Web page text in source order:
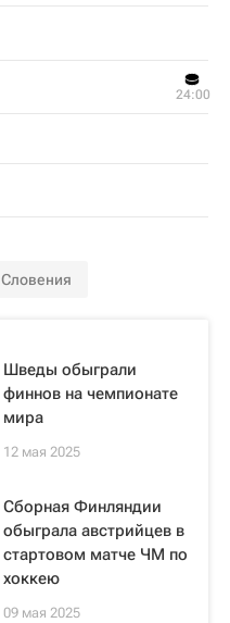
24:00
Словения
Шведы обыграли
финнов на чемпионате
мира
12 мая 2025
Сборная Финляндии
обыграла австрийцев в
стартовом матче ЧМ по
хоккею
09 мая 2025